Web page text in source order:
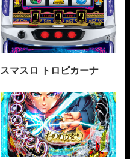
スマスロ トロピカーナ